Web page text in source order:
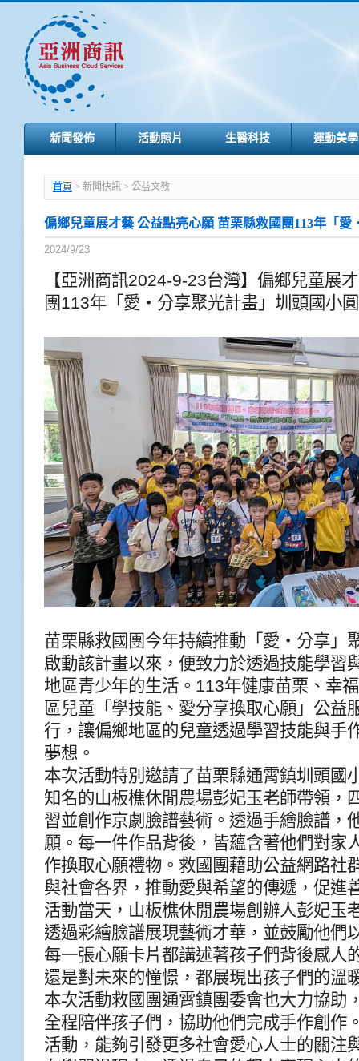
新聞發佈 活動照片 生醫科技 運動美學
首頁 > 新聞快訊 > 公益文教
偏鄉兒童展才藝 公益點亮心願 苗栗縣救國團113年「
2024/9/23
【亞洲商訊2024-9-23台灣】偏鄉兒童展
團113年「愛‧分享聚光計畫」圳頭國小
苗栗縣救國團今年持續推動「愛‧分享」
啟動該計畫以來，便致力於透過技能學習
地區青少年的生活。113年健康苗栗、幸
區兒童「學技能、愛分享換取心願」公益
行，讓偏鄉地區的兒童透過學習技能與手
夢想。
本次活動特別邀請了苗栗縣通霄鎮圳頭國
知名的山板樵休閒農場彭妃玉老師帶領，
習並創作京劇臉譜藝術。透過手繪臉譜，
願。每一件作品背後，皆蘊含著他們對家
作換取心願禮物。救國團藉助公益網路社
與社會各界，推動愛與希望的傳遞，促進
活動當天，山板樵休閒農場創辦人彭妃玉
透過彩繪臉譜展現藝術才華，並鼓勵他們
每一張心願卡片都講述著孩子們背後感人
還是對未來的憧憬，都展現出孩子們的溫
本次活動救國團通霄鎮團委會也大力協助
全程陪伴孩子們，協助他們完成手作創作
活動，能夠引發更多社會愛心人士的關注